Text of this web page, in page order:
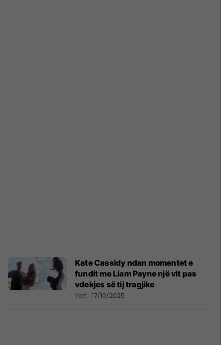
Kate Cassidy ndan momentet e
fundit me Liam Payne një vit pas
vdekjes së tij tragjike
Yjet 17/10/2025